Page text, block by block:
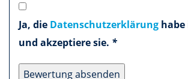
Ja, die Datenschutzerklärung habe
und akzeptiere sie. *